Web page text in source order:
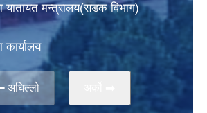
यातायत मन्त्रालय(सडक विभाग)
कार्यालय
अघिल्लो